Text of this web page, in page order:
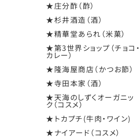
★庄分酢（酢）
★杉井酒造（酒）
★精華堂あられ（米菓）
★第3世界ショップ（チョコ・
カレー）
★隆海屋商店（かつお節）
★寺田本家（酒）
★天海のしずくオーガニッ
ク（コスメ）
★トカプチ(牛肉・ワイン)
★ナイアード（コスメ）